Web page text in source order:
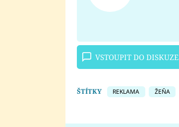
VSTOUPIT DO DISKUZE
ŠTÍTKY REKLAMA ŽEŇA